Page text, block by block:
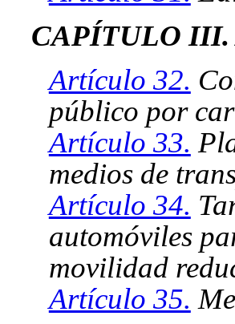
CAPÍTULO III.
Artículo 32.
público por
Artículo 33.
medios de
Artículo 34.
automóviles
movilidad
Artículo 35.